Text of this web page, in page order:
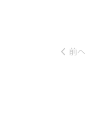
前へ